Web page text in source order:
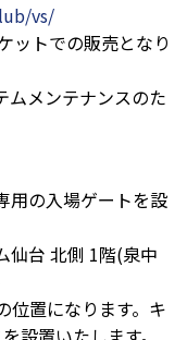
vs/
ットでの販売となり
ムメンテナンスのた
用の入場ゲートを設
仙台 北側 1階(泉中
置になります。キ